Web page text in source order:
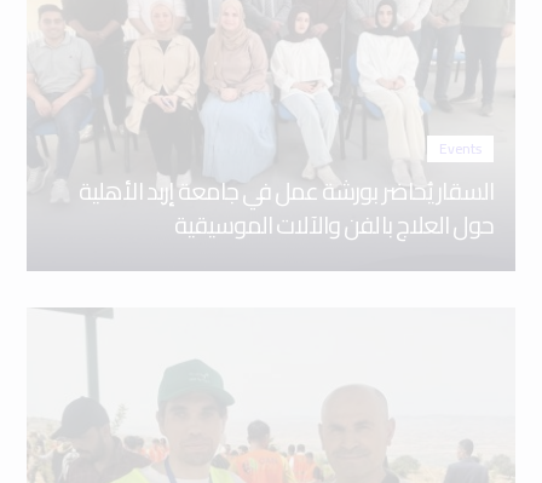
Events
السقار يُحاضر بورشة عمل في جامعة إربد الأهلية
حول العلاج بالفن والآلات الموسيقية